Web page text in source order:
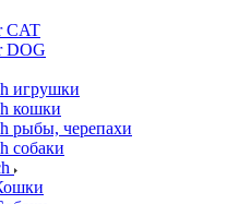
CAT
DOG
игрушки
кошки
рыбы, черепахи
собаки